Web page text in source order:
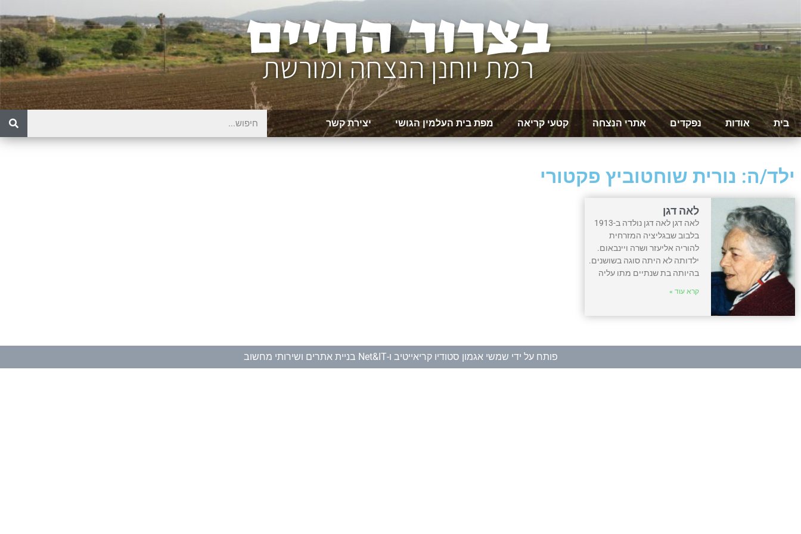
בית אודות נפקדים אתרי הנצחה קטעי קריאה מפת בית העלמין הגושי יצירת קשר
ילד/ה: נורית שוחטוביץ פקטורי
לאה דגן
לאה דגן לאה דגן נולדה ב-1913
בלבוב שבגליציה המזרחית
להוריה אליעזר ושרה ויינבאום.
ילדותה לא היתה סוגה בשושנים.
בהיותה בת שנתיים מתו עליה
קרא עוד »
פותח על ידי שמשי אגמון סטודיו קריאייטיב ו-Net&IT בניית אתרים ושירותי מחשוב